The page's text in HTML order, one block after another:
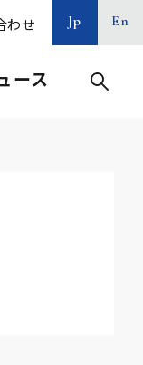
わせ Jp En
ース